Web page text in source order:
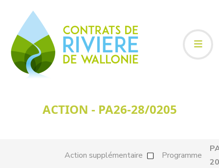
ACTION - PA26-28/0205
Action supplémentaire Programme